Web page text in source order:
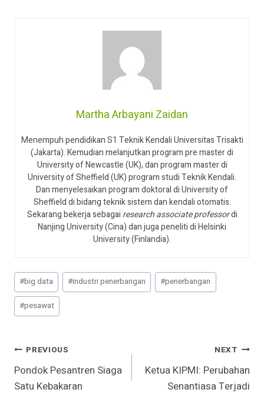
Martha Arbayani Zaidan
Menempuh pendidikan S1 Teknik Kendali Universitas Trisakti
(Jakarta). Kemudian melanjutkan program pre master di
University of Newcastle (UK), dan program master di
University of Sheffield (UK) program studi Teknik Kendali.
Dan menyelesaikan program doktoral di University of
Sheffield di bidang teknik sistem dan kendali otomatis.
Sekarang bekerja sebagai research associate professordi
Nanjing University (Cina) dan juga peneliti di Helsinki
University (Finlandia).
Post
Tags:
#big data #industri penerbangan #penerbangan
#pesawat
Navigasi
Pos
PREVIOUS
Pondok Pesantren Siaga
Satu Kebakaran
NEXT
Ketua KIPMI: Perubahan
Senantiasa Terjadi